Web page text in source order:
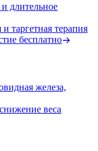
длительное
таргетная терапия
бесплатно
железа,
веса